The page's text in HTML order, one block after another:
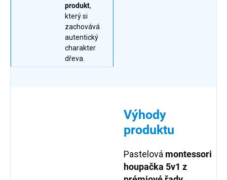
produkt,
který si
zachovává
autentický
charakter
dřeva.
Výhody
produktu
Pastelová montessori
houpačka 5v1 z